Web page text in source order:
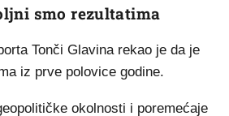
smo rezultatima
Tonči Glavina rekao je da je
iz prve polovice godine.
okolnosti i poremećaje